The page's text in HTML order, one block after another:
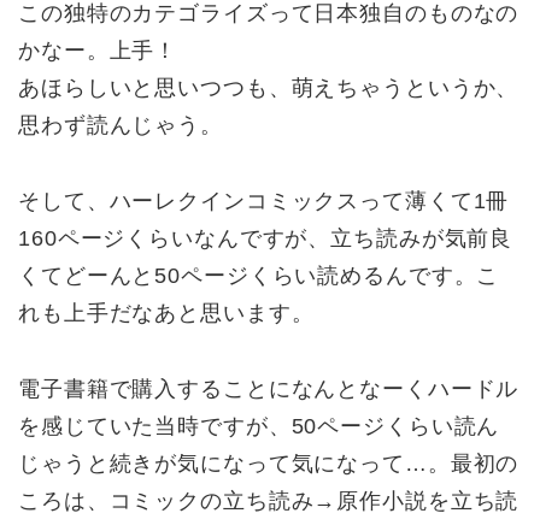
この独特のカテゴライズって日本独自のものなの
かなー。上手！
あほらしいと思いつつも、萌えちゃうというか、
思わず読んじゃう。
そして、ハーレクインコミックスって薄くて1冊
160ページくらいなんですが、立ち読みが気前良
くてどーんと50ページくらい読めるんです。こ
れも上手だなあと思います。
電子書籍で購入することになんとなーくハードル
を感じていた当時ですが、50ページくらい読ん
じゃうと続きが気になって気になって…。最初の
ころは、コミックの立ち読み→原作小説を立ち読